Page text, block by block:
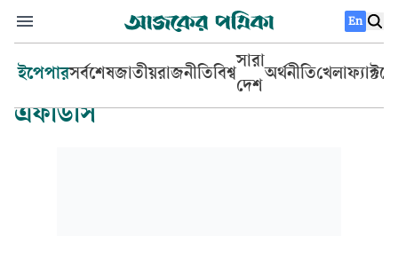
En
ইপেপারসর্বশেষজাতীয়রাজনীতিবিশ্ব
সারা
দেশ
অর্থনীতিখেলা
এফডিসি